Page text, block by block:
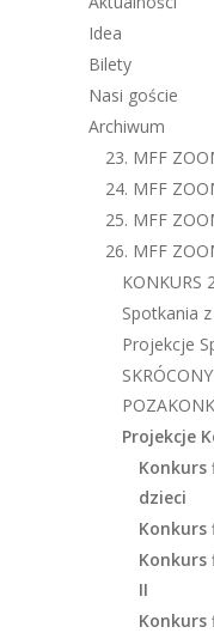
Idea
Bilety
Nasi goście
Archiwum
23. MFF
24. MFF
25. MFF
26. MFF
KONKURS
Spotkania
Projekcje
Projekcje
dzieci
II